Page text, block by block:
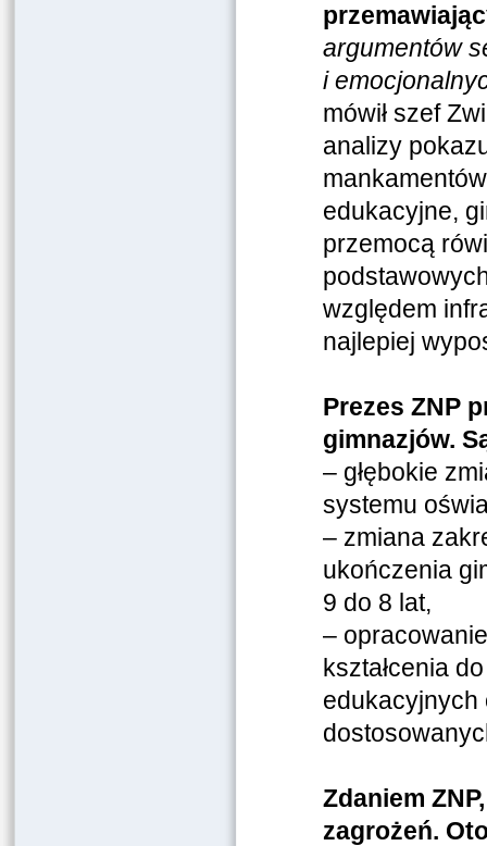
argumentów
i
mówił szef
analizy
edukacyjne,
przemocą
względem
najlepiej
Prezes ZNP
gimnazjów.
– głębokie
systemu
– zmiana
ukończenia
9 do 8 lat,
–
kształcenia
edukacyjnych
Zdaniem
zagrożeń.